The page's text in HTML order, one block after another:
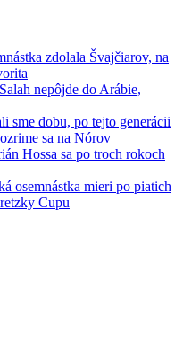
zdolala Švajčiarov, na
nepôjde do Arábie,
sme dobu, po tejto generácii
sa na Nórov
Hossa sa po troch rokoch
osemnástka mieri po piatich
Cupu